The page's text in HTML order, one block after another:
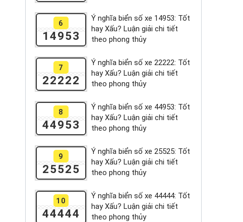
6
14953
Ý nghĩa biển số xe 14953: Tốt
hay Xấu? Luận giải chi tiết
theo phong thủy
7
22222
Ý nghĩa biển số xe 22222: Tốt
hay Xấu? Luận giải chi tiết
theo phong thủy
8
44953
Ý nghĩa biển số xe 44953: Tốt
hay Xấu? Luận giải chi tiết
theo phong thủy
9
25525
Ý nghĩa biển số xe 25525: Tốt
hay Xấu? Luận giải chi tiết
theo phong thủy
10
44444
Ý nghĩa biển số xe 44444: Tốt
hay Xấu? Luận giải chi tiết
theo phong thủy